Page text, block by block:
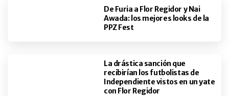
De Furia a Flor Regidor y Nai
Awada: los mejores looks de la
PPZ Fest
La drástica sanción que
recibirían los futbolistas de
Independiente vistos en un yate
con Flor Regidor